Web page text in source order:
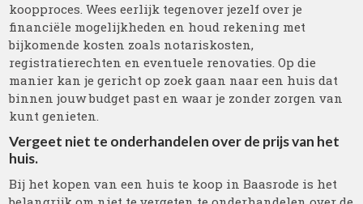
koopproces. Wees eerlijk tegenover jezelf over je
financiële mogelijkheden en houd rekening met
bijkomende kosten zoals notariskosten,
registratierechten en eventuele renovaties. Op die
manier kan je gericht op zoek gaan naar een huis dat
binnen jouw budget past en waar je zonder zorgen van
kunt genieten.
Vergeet niet te onderhandelen over de prijs van het
huis.
Bij het kopen van een huis te koop in Baasrode is het